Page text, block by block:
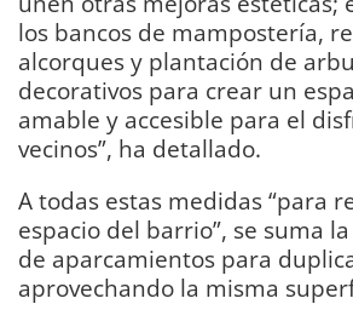
los bancos de mampostería,
alcorques y plantación de
decorativos para crear un
amable y accesible para el
vecinos”, ha detallado.
A todas estas medidas “para
espacio del barrio”, se suma
de aparcamientos para
aprovechando la misma